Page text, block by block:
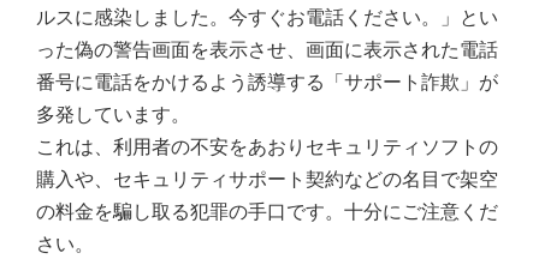
ルスに感染しました。今すぐお電話ください。」とい
った偽の警告画面を表示させ、画面に表示された電話
番号に電話をかけるよう誘導する「サポート詐欺」が
多発しています。
これは、利用者の不安をあおりセキュリティソフトの
購入や、セキュリティサポート契約などの名目で架空
の料金を騙し取る犯罪の手口です。十分にご注意くだ
さい。